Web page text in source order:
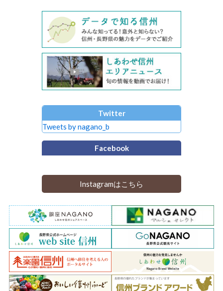
Twitter
Tweets by nagano_b
Facebook
Instagramはこちら